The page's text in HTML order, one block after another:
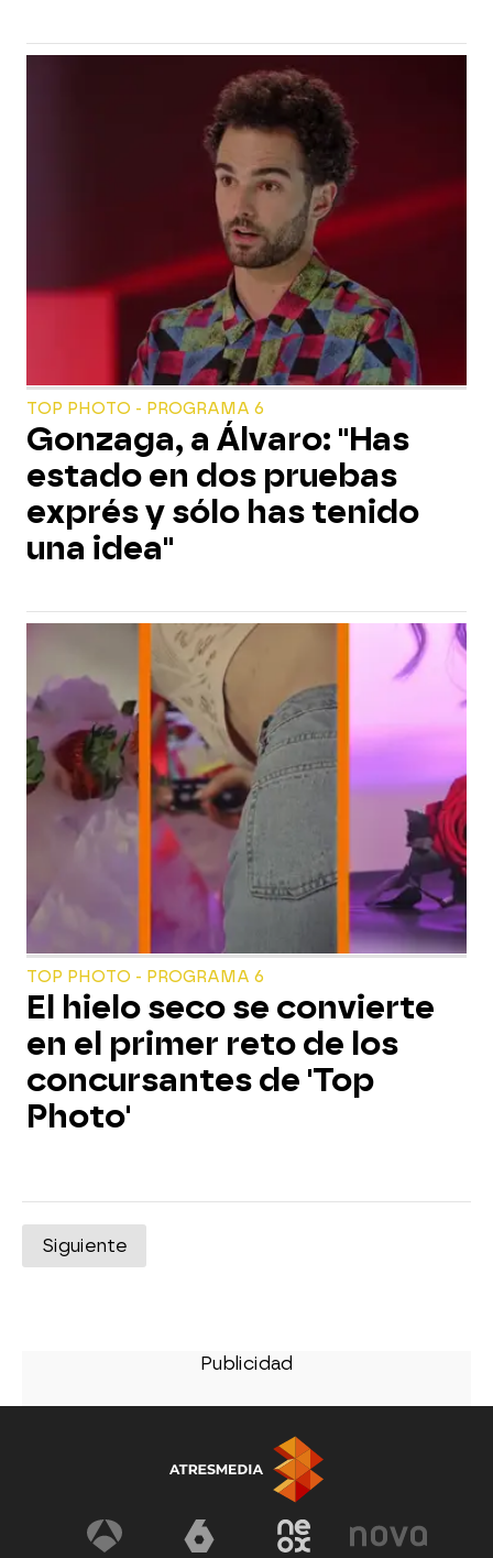
TOP PHOTO - PROGRAMA 6
Gonzaga, a Álvaro: "Has
estado en dos pruebas
exprés y sólo has tenido
una idea"
TOP PHOTO - PROGRAMA 6
El hielo seco se convierte
en el primer reto de los
concursantes de 'Top
Photo'
Siguiente